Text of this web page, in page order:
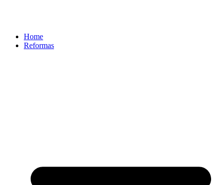
Home
Reformas